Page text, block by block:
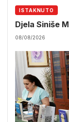
ISTAKNUTO
Djela Siniše
08/08/2026